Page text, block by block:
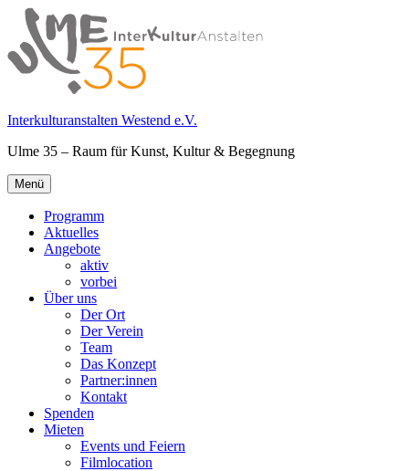
Springe
zum
Inhalt
Interkulturanstalten Westend e.V.
Ulme 35 – Raum für Kunst, Kultur & Begegnung
Primäres
Menü
Menü
Programm
Aktuelles
Angebote
aktiv
vorbei
Über uns
Der Ort
Der Verein
Team
Das Konzept
Partner:innen
Kontakt
Spenden
Mieten
Events und Feiern
Filmlocation